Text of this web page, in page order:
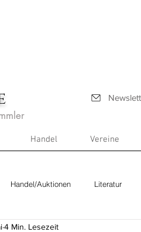
Handel Vereine
Handel/Auktionen Literatur
4 Min. Lesezeit